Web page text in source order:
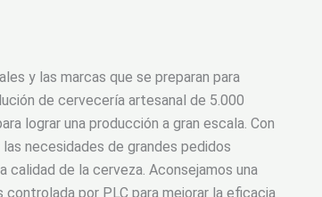
y las marcas que se preparan para
de cervecería artesanal de 5.000
lograr una producción a gran escala. Con
necesidades de grandes pedidos
calidad de la cerveza. Aconsejamos una
por PLC para mejorar la eficacia